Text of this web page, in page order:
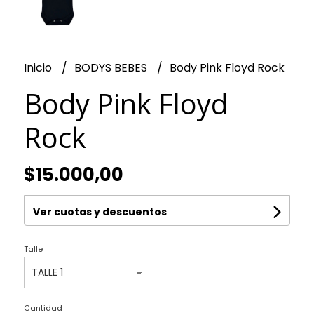
Inicio BODYS BEBES Body Pink Floyd Rock
Body Pink Floyd
Rock
$15.000,00
Ver cuotas y descuentos
Talle
Cantidad